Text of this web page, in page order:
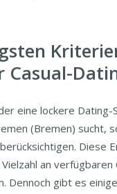
Casual-
eine lockere Dating-
(Bremen) sucht,
Diese
an
Dennoch gibt es einige